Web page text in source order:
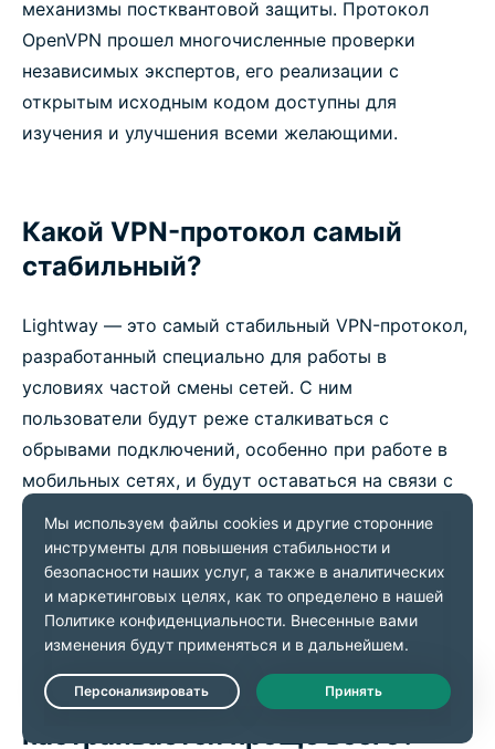
механизмы постквантовой защиты. Протокол
OpenVPN прошел многочисленные проверки
независимых экспертов, его реализации с
открытым исходным кодом доступны для
изучения и улучшения всеми желающими.
Какой VPN-протокол самый
стабильный?
Lightway — это самый стабильный VPN-протокол,
разработанный специально для работы в
условиях частой смены сетей. С ним
пользователи будут реже сталкиваться с
обрывами подключений, особенно при работе в
мобильных сетях, и будут оставаться на связи с
VPN даже при подключении устройства к новой
сети. С Lightway ваши VPN-сессии не будут
обрываться даже при неожиданной потере
соединения с сетью. Когда вы вернетесь онлайн,
вернется и ваше VPN-подключение.
Какой VPN-протокол
настраивается проще всего?
Live Chat